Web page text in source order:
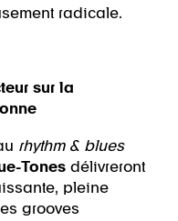
radicale.
sur la
rhythm & blues
Tones délivreront
pleine
grooves